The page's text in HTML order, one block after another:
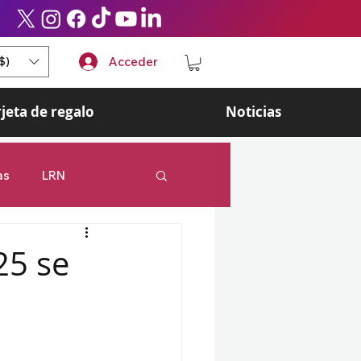
Acceder
de regalo Noticias
LRN
Esports
se